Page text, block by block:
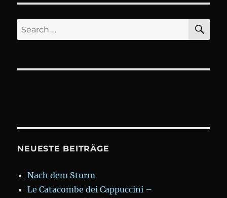
Gedenkveranstaltung
Heldenplatz
Search
for:
NEUESTE BEITRÄGE
Nach dem Sturm
Le Catacombe dei Cappuccini –